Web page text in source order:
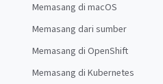
Memasang di macOS
Memasang dari sumber
Memasang di OpenShift
Memasang di Kubernetes